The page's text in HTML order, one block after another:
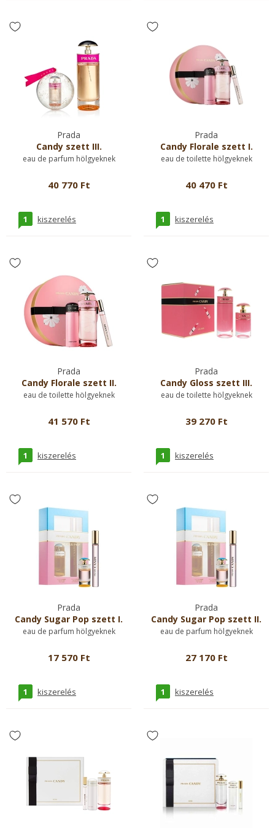
Prada
Candy szett III.
eau de parfum hölgyeknek
40 770 Ft
1 kiszerelés
Prada
Candy Florale szett I.
eau de toilette hölgyeknek
40 470 Ft
1 kiszerelés
Prada
Candy Florale szett II.
eau de toilette hölgyeknek
41 570 Ft
1 kiszerelés
Prada
Candy Gloss szett III.
eau de toilette hölgyeknek
39 270 Ft
1 kiszerelés
Prada
Candy Sugar Pop szett I.
eau de parfum hölgyeknek
17 570 Ft
1 kiszerelés
Prada
Candy Sugar Pop szett II.
eau de parfum hölgyeknek
27 170 Ft
1 kiszerelés